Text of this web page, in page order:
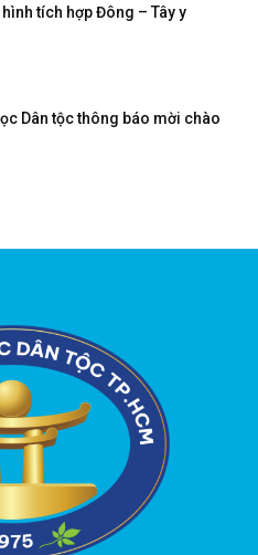
tích hợp Đông – Tây y
Dân tộc thông báo mời chào